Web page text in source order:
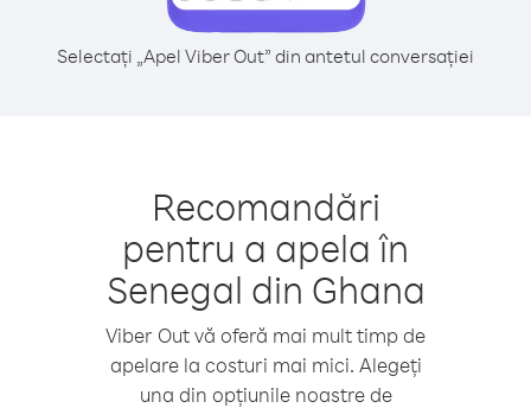
Selectați „Apel Viber Out” din antetul conversației
Recomandări
pentru a apela în
Senegal din Ghana
Viber Out vă oferă mai mult timp de
apelare la costuri mai mici. Alegeți
una din opțiunile noastre de